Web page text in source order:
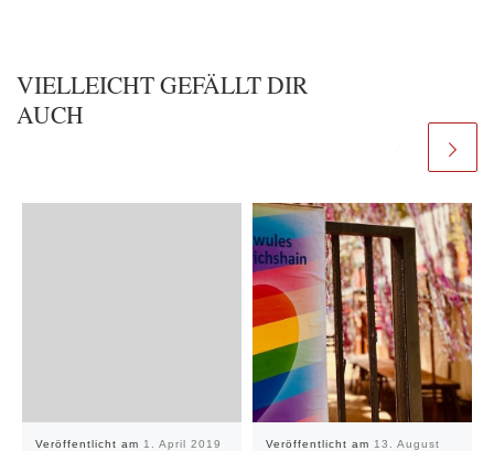
VIELLEICHT GEFÄLLT DIR
AUCH
Veröffentlicht am 1. April 2019 Veröffentlicht am 13. August